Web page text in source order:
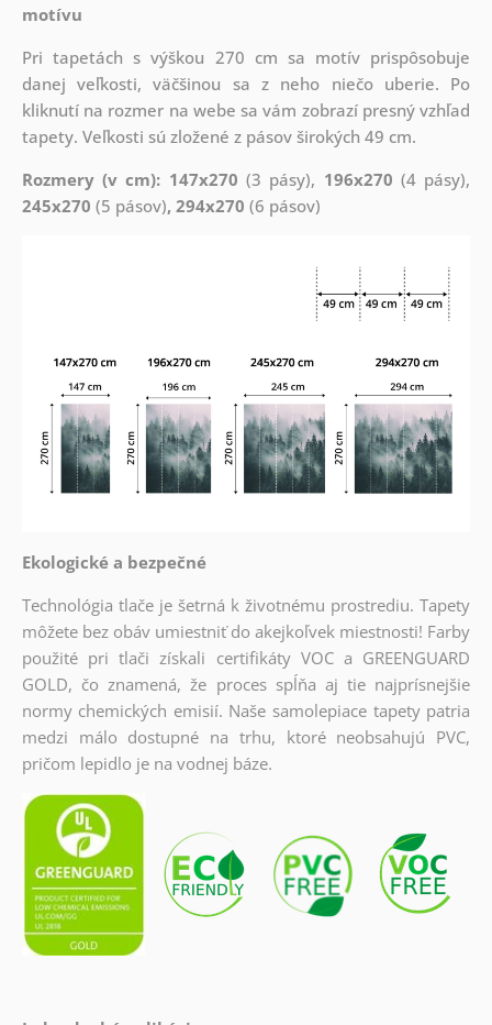
motívu
Pri tapetách s výškou 270 cm sa motív prispôsobuje
danej veľkosti, väčšinou sa z neho niečo uberie. Po
kliknutí na rozmer na webe sa vám zobrazí presný vzhľad
tapety. Veľkosti sú zložené z pásov širokých 49 cm.
Rozmery (v cm): 147x270 (3 pásy), 196x270 (4 pásy),
245x270 (5 pásov), 294x270 (6 pásov)
Ekologické a bezpečné
Technológia tlače je šetrná k životnému prostrediu. Tapety
môžete bez obáv umiestniť do akejkoľvek miestnosti! Farby
použité pri tlači získali certifikáty VOC a GREENGUARD
GOLD, čo znamená, že proces spĺňa aj tie najprísnejšie
normy chemických emisií. Naše samolepiace tapety patria
medzi málo dostupné na trhu, ktoré neobsahujú PVC,
pričom lepidlo je na vodnej báze.